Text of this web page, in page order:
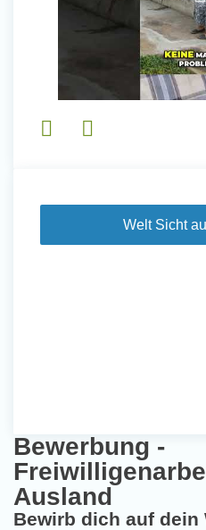
Welt Sicht
Bewerbung -
Ausland
Bewirb dich auf